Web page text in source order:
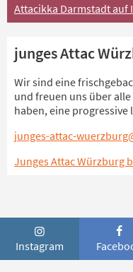
Attacikka Darmstadt auf
junges Attac
Wir sind eine
und freuen uns über
haben, eine
junges-attac-
Junges Attac Würzburg
Instagram